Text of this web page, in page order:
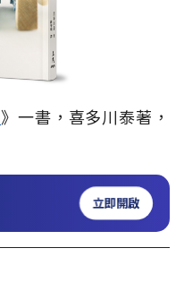
》一書，喜多川泰著，
立即開啟